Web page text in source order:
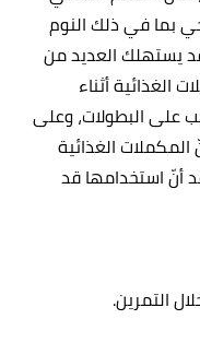
بما في ذلك النوم
يستهلك العديد من
الغذائية أثناء
على البطولات، وعلى
الغذائية
أنّ استخدامها قد
التمرين.